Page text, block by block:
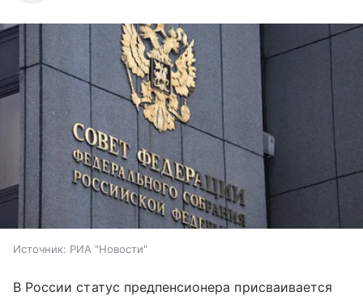
Источник: РИА "Новости"
В России статус предпенсионера присваивается